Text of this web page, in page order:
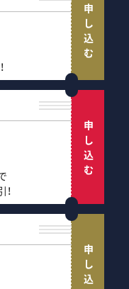
申し込む
申し込む
申し込む